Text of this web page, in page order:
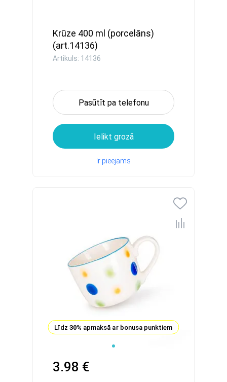
Krūze 400 ml (porcelāns)
(art.14136)
Artikuls: 14136
Pasūtīt pa telefonu
Ielikt grozā
Ir pieejams
Līdz 30% apmaksā ar bonusa punktiem
3.98 €